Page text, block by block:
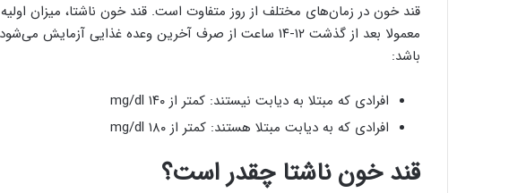
قند خون در زمان‌های مختلف از روز متفاوت است. قند خون ناشتا، میزان
معمولا بعد از گذشت ۱۲-۱۴ ساعت از صرف آخرین وعده غذایی آزمایش می‌شود. محدوده
باشد:
افرادی که مبتلا به دیابت نیستند: کمتر از ۱۴۰ mg/dl
افرادی که به دیابت مبتلا هستند: کمتر از ۱۸۰ mg/dl
قند خون ناشتا چقدر است؟